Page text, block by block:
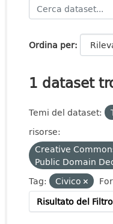
Ordina per
1 dataset
Temi del dataset:
risorse:
Creative
Public Domain
Tag:
Civico
Risultato del Filtro